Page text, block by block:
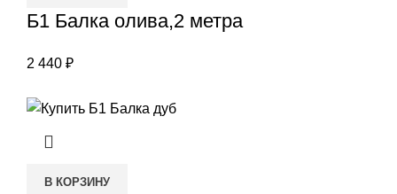
Б1 Балка олива,2 метра
2 440 ₽
В КОРЗИНУ